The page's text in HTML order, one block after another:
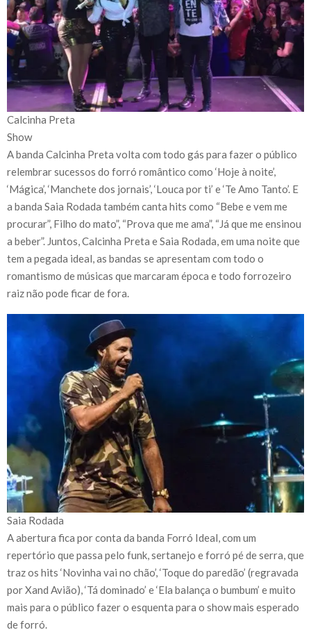
Calcinha Preta
Show
A banda Calcinha Preta volta com todo gás para fazer o público
relembrar sucessos do forró romântico como ‘Hoje à noite’,
‘Mágica’, ‘Manchete dos jornais’, ‘Louca por ti’ e ‘Te Amo Tanto’. E
a banda Saia Rodada também canta hits como “Bebe e vem me
procurar”, Filho do mato”, “Prova que me ama”, “Já que me ensinou
a beber”. Juntos, Calcinha Preta e Saia Rodada, em uma noite que
tem a pegada ideal, as bandas se apresentam com todo o
romantismo de músicas que marcaram época e todo forrozeiro
raiz não pode ficar de fora.
Saia Rodada
A abertura fica por conta da banda Forró Ideal, com um
repertório que passa pelo funk, sertanejo e forró pé de serra, que
traz os hits ‘Novinha vai no chão’, ‘Toque do paredão’ (regravada
por Xand Avião), ‘Tá dominado’ e ‘Ela balança o bumbum’ e muito
mais para o público fazer o esquenta para o show mais esperado
de forró.